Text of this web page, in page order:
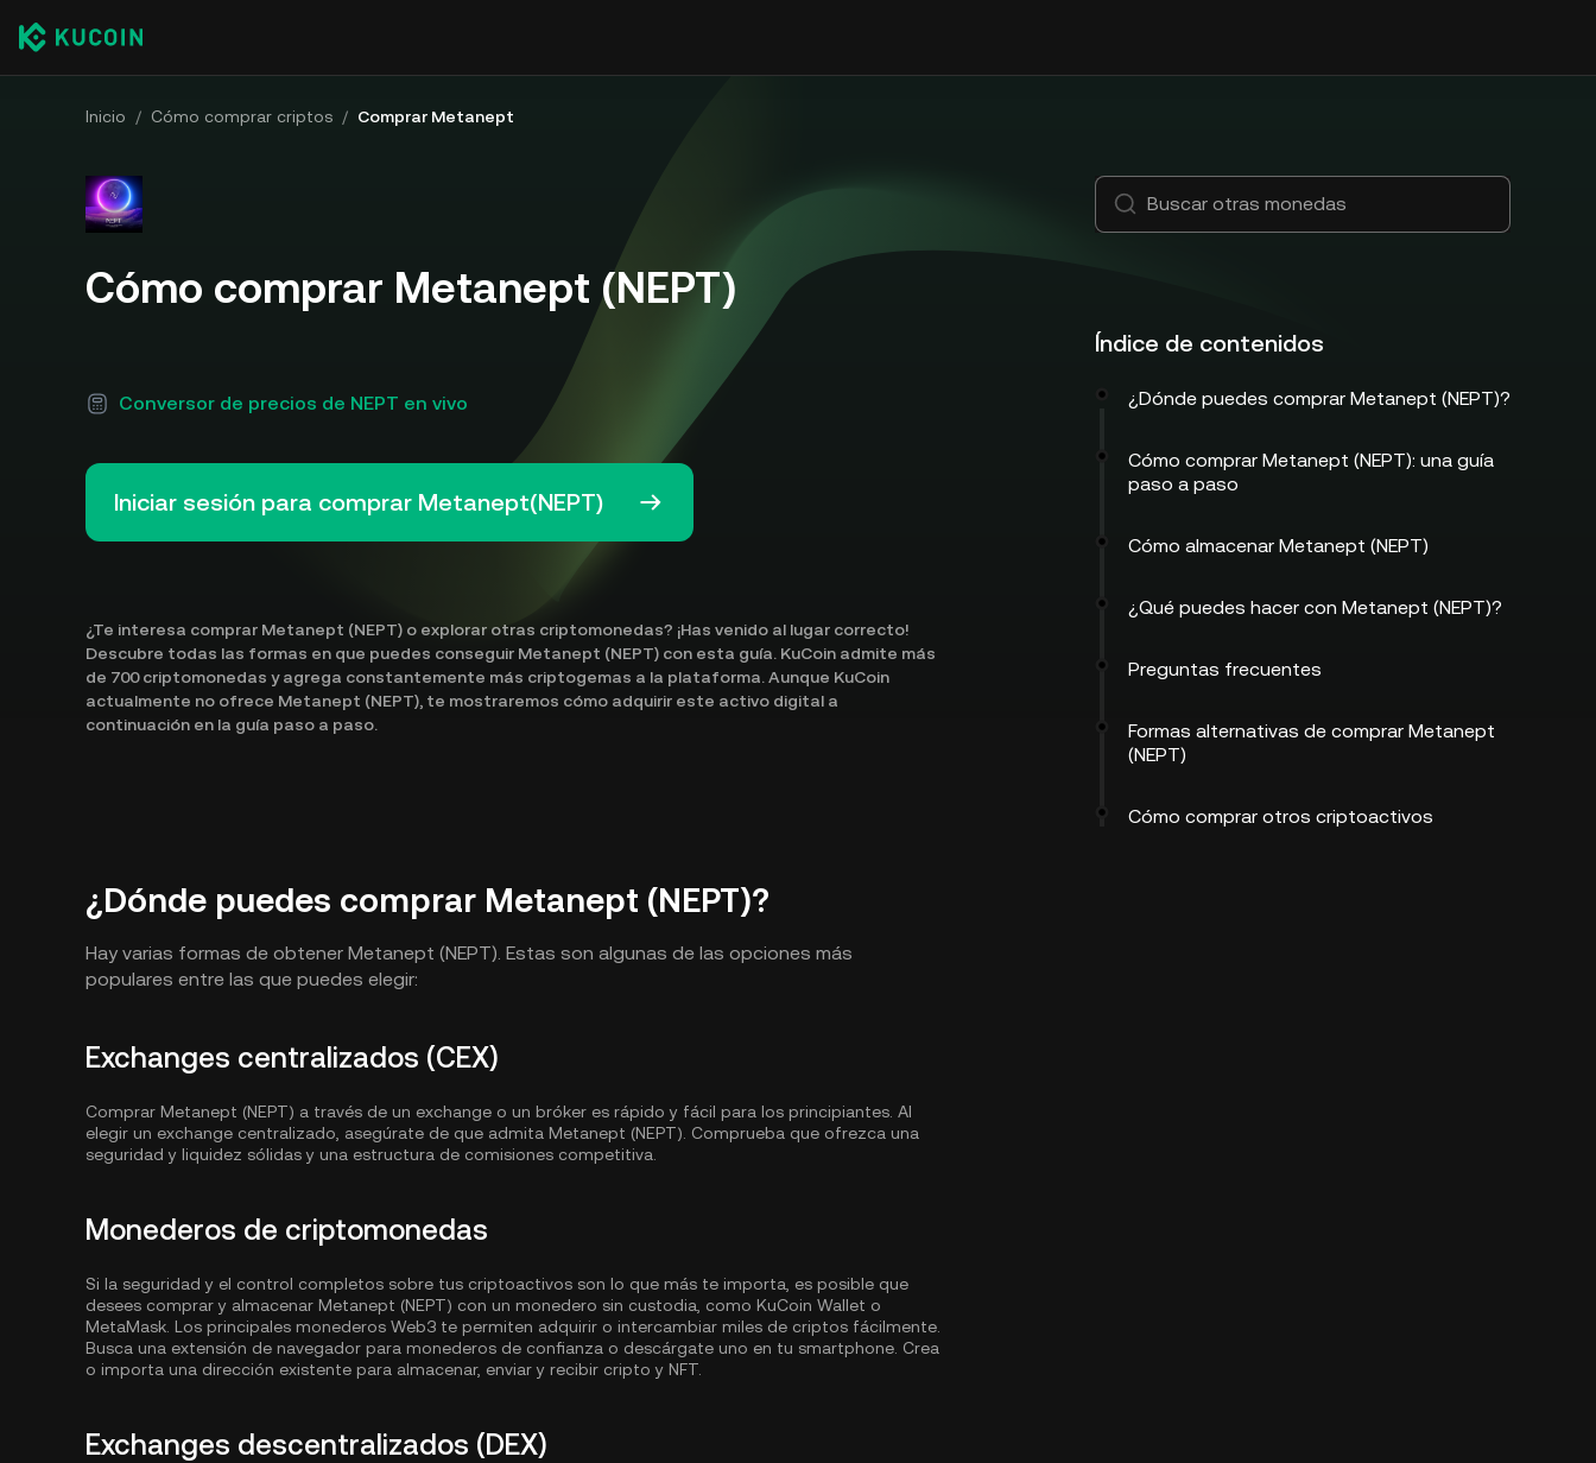
Inicio / Cómo comprar criptos / Comprar Metanept
Cómo comprar Metanept (NEPT)
Conversor de precios de NEPT en vivo
Iniciar sesión para comprar Metanept(NEPT)
¿Te interesa comprar Metanept (NEPT) o explorar otras criptomonedas? ¡Has venido al lugar correcto!
Descubre todas las formas en que puedes conseguir Metanept (NEPT) con esta guía. KuCoin admite más
de 700 criptomonedas y agrega constantemente más criptogemas a la plataforma. Aunque KuCoin
actualmente no ofrece Metanept (NEPT), te mostraremos cómo adquirir este activo digital a
continuación en la guía paso a paso.
¿Dónde puedes comprar Metanept (NEPT)?
Hay varias formas de obtener Metanept (NEPT). Estas son algunas de las opciones más
populares entre las que puedes elegir:
Exchanges centralizados (CEX)
Comprar Metanept (NEPT) a través de un exchange o un bróker es rápido y fácil para los principiantes. Al
elegir un exchange centralizado, asegúrate de que admita Metanept (NEPT). Comprueba que ofrezca una
seguridad y liquidez sólidas y una estructura de comisiones competitiva.
Monederos de criptomonedas
Si la seguridad y el control completos sobre tus criptoactivos son lo que más te importa, es posible que
desees comprar y almacenar Metanept (NEPT) con un monedero sin custodia, como KuCoin Wallet o
MetaMask. Los principales monederos Web3 te permiten adquirir o intercambiar miles de criptos fácilmente.
Busca una extensión de navegador para monederos de confianza o descárgate uno en tu smartphone. Crea
o importa una dirección existente para almacenar, enviar y recibir cripto y NFT.
Exchanges descentralizados (DEX)
Índice de contenidos
¿Dónde puedes comprar Metanept (NEPT)?
Cómo comprar Metanept (NEPT): una guía
paso a paso
Cómo almacenar Metanept (NEPT)
¿Qué puedes hacer con Metanept (NEPT)?
Preguntas frecuentes
Formas alternativas de comprar Metanept
(NEPT)
Cómo comprar otros criptoactivos